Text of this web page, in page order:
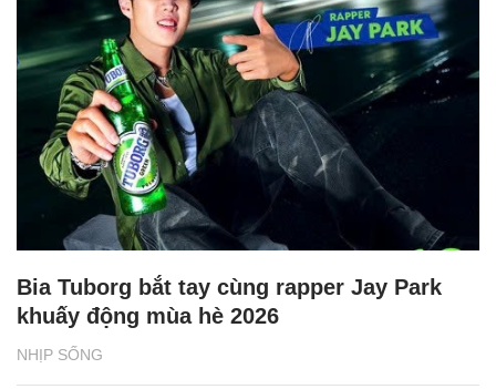
NHỊP SỐNG
Bia Tuborg bắt tay cùng rapper Jay Park
khuấy động mùa hè 2026